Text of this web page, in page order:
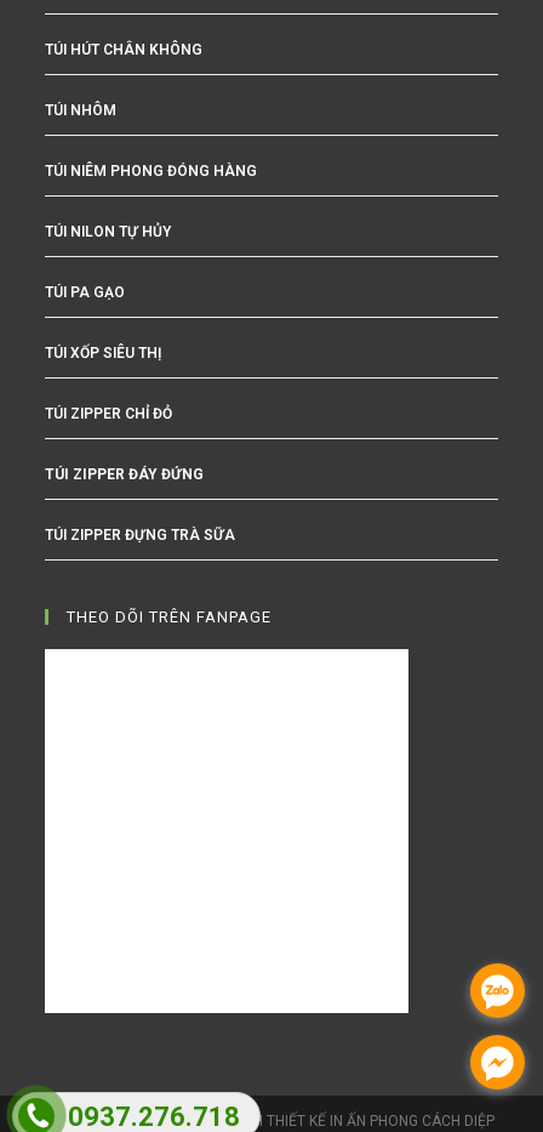
0937.276.718
TÚI HÚT CHÂN KHÔNG
TÚI NHÔM
TÚI NIÊM PHONG ĐÓNG HÀNG
TÚI NILON TỰ HỦY
TÚI PA GẠO
TÚI XỐP SIÊU THỊ
TÚI ZIPPER CHỈ ĐỎ
TÚI ZIPPER ĐÁY ĐỨNG
TÚI ZIPPER ĐỰNG TRÀ SỮA
THEO DÕI TRÊN FANPAGE
Copyright 2026 - CÔNG TY TNHH THIẾT KẾ IN ẤN PHONG CÁCH DIỆP